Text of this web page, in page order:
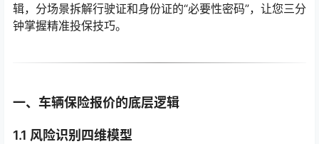
辑，分场景拆解行驶证和身份证的“必要性密码”，让您三分
钟掌握精准投保技巧。
一、车辆保险报价的底层逻辑
1.1 风险识别四维模型